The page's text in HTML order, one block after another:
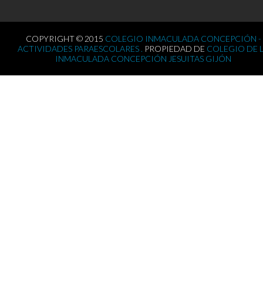
COPYRIGHT © 2015 COLEGIO INMACULADA CONCEPCIÓN -
ACTIVIDADES PARAESCOLARES . PROPIEDAD DE COLEGIO DE
INMACULADA CONCEPCIÓN JESUITAS GIJÓN